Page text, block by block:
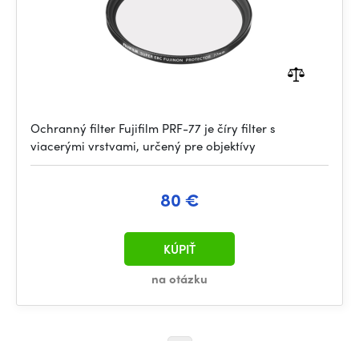
Ochranný filter Fujifilm PRF-77 je číry filter s
viacerými vrstvami, určený pre objektívy
80 €
na otázku
KÚPIŤ